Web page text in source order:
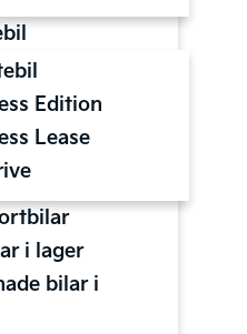
Edition
Lease
i lager
bilar i